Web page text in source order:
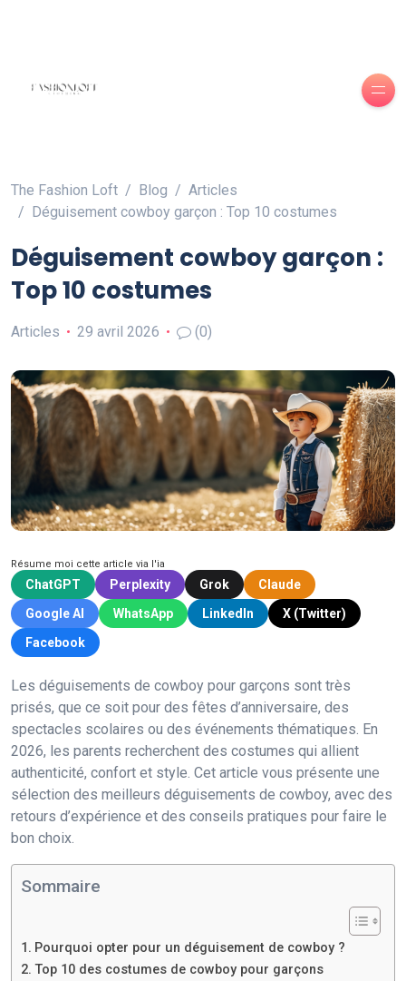
The Fashion Loft Blog
Articles
Déguisement cowboy garçon : Top 10 costumes
Déguisement cowboy garçon :
Top 10 costumes
Articles 29 avril 2026 (0)
Résume moi cette article via l'ia
ChatGPT Perplexity Grok
Claude
Google AI
WhatsApp LinkedIn
X (Twitter)
Facebook
Les déguisements de cowboy pour garçons sont très
prisés, que ce soit pour des fêtes d’anniversaire, des
spectacles scolaires ou des événements thématiques. En
2026, les parents recherchent des costumes qui allient
authenticité, confort et style. Cet article vous présente une
sélection des meilleurs déguisements de cowboy, avec des
retours d’expérience et des conseils pratiques pour faire le
bon choix.
Sommaire
Pourquoi opter pour un déguisement de cowboy ?
Top 10 des costumes de cowboy pour garçons